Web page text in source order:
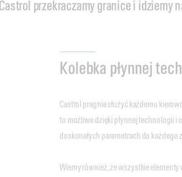
przekraczamy granice i idziemy
Kolebka płynnej
Castrol pragnie służyć każdemu
to możliwe dzięki płynnej technologii i
doskonałych parametrach do każdego
Wiemy również, że wszystkie